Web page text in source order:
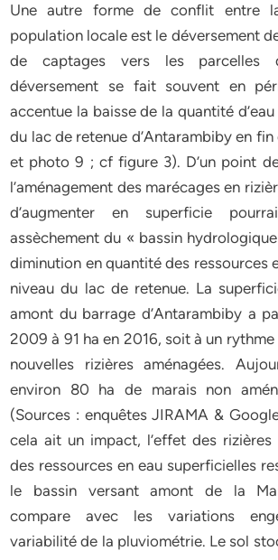
Une autre forme de conflit entre
population locale est le déversement
de captages vers les parcelles
déversement se fait souvent en
accentue la baisse de la quantité
du lac de retenue d’Antarambiby en
et photo 9 ; cf figure 3). D’un point
l’aménagement des marécages en
d’augmenter en superficie
assèchement du « bassin
diminution en quantité des ressources
niveau du lac de retenue. La
amont du barrage d’Antarambiby a
2009 à 91 ha en 2016, soit à un
nouvelles rizières aménagées.
environ 80 ha de marais non
(Sources : enquêtes JIRAMA &
cela ait un impact, l’effet des
des ressources en eau superficielles
le bassin versant amont de la
compare avec les variations
variabilité de la pluviométrie. Le sol